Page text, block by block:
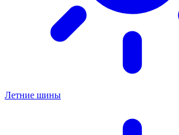
Летние шины